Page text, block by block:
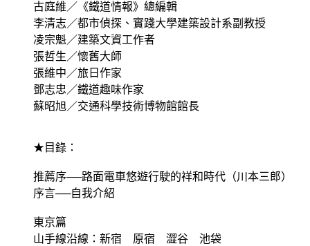
古庭維／《鐵道情報》總編輯
李清志／都市偵探、實踐大學建築設計系副教授
凌宗魁／建築文資工作者
張哲生／懷舊大師
張維中／旅日作家
鄧志忠／鐵道趣味作家
蘇昭旭／交通科學技術博物館館長
★目錄：
推薦序──路面電車悠遊行駛的祥和時代（川本三郎）
序言──自我介紹
東京篇
山手線沿線：新宿 原宿 澀谷 池袋